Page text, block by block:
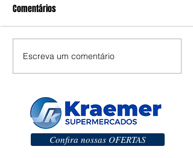
Comentários
Escreva um comentário
Confira nossas OFERTAS